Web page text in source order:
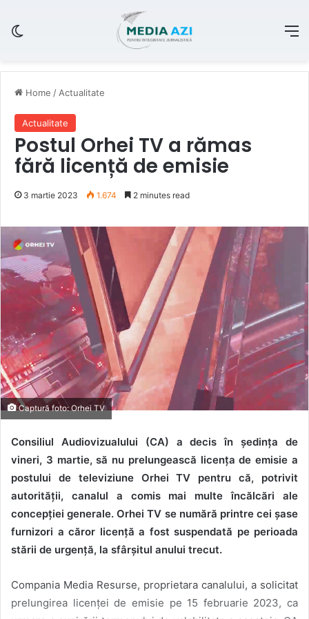
Home / Actualitate
Actualitate
Postul Orhei TV a rămas
fără licență de emisie
3 martie 2023 1.674 2 minutes read
Captură foto: Orhei TV
Consiliul Audiovizualului (CA) a decis în ședința de
vineri, 3 martie, să nu prelungească licența de emisie a
postului de televiziune Orhei TV pentru că, potrivit
autorității, canalul a comis mai multe încălcări ale
concepției generale. Orhei TV se numără printre cei șase
furnizori a căror licență a fost suspendată pe perioada
stării de urgență, la sfârșitul anului trecut.
Compania Media Resurse, proprietara canalului, a solicitat
prelungirea licenței de emisie pe 15 februarie 2023, ca